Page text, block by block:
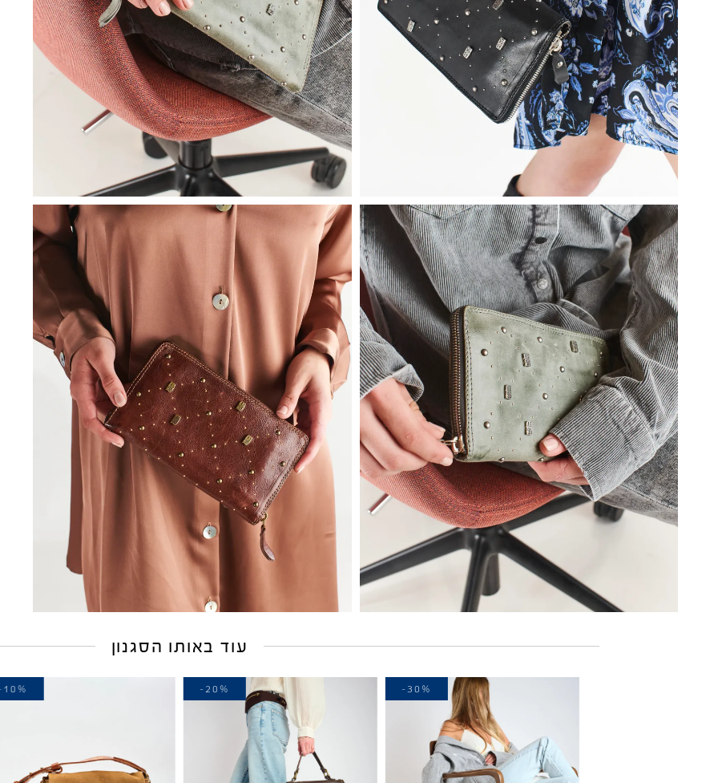
ברפוט
גרביים
לכל המותגים שלנו
נעליים טבעוניות
נעלי ברפוט
גרביים
תיקי גב ולפטופ
עוד באותו הסגנון
-30%
-20%